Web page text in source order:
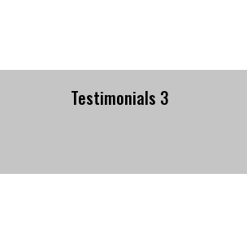
Testimonials 3